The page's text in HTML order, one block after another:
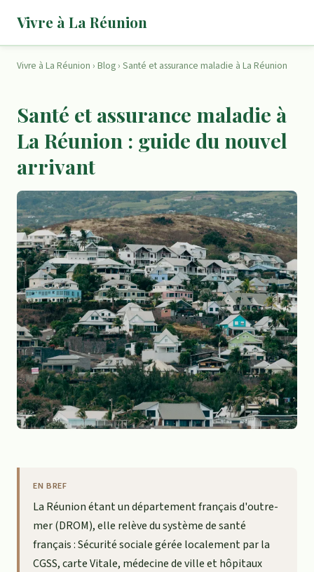
Vivre à La Réunion
Vivre à La Réunion › Blog › Santé et assurance maladie à La Réunion
Santé et assurance maladie à
La Réunion : guide du nouvel
arrivant
EN BREF
La Réunion étant un département français d'outre-
mer (DROM), elle relève du système de santé
français : Sécurité sociale gérée localement par la
CGSS, carte Vitale, médecine de ville et hôpitaux